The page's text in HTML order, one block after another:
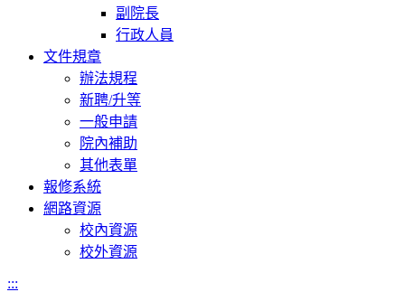
副院長
行政人員
文件規章
辦法規程
新聘/升等
一般申請
院內補助
其他表單
報修系統
網路資源
校內資源
校外資源
:::